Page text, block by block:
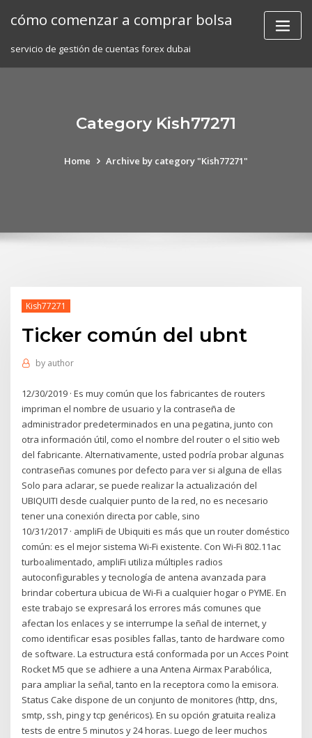
cómo comenzar a comprar bolsa
servicio de gestión de cuentas forex dubai
Category Kish77271
Home Archive by category "Kish77271"
Kish77271
Ticker común del ubnt
by author
12/30/2019 · Es muy común que los fabricantes de routers
impriman el nombre de usuario y la contraseña de
administrador predeterminados en una pegatina, junto con
otra información útil, como el nombre del router o el sitio web
del fabricante. Alternativamente, usted podría probar algunas
contraseñas comunes por defecto para ver si alguna de ellas
Solo para aclarar, se puede realizar la actualización del
UBIQUITI desde cualquier punto de la red, no es necesario
tener una conexión directa por cable, sino
10/31/2017 · ampliFi de Ubiquiti es más que un router doméstico
común: es el mejor sistema Wi-Fi existente. Con Wi-Fi 802.11ac
turboalimentado, ampliFi utiliza múltiples radios
autoconfigurables y tecnología de antena avanzada para
brindar cobertura ubicua de Wi-Fi a cualquier hogar o PYME. En
este trabajo se expresará los errores más comunes que
afectan los enlaces y se interrumpe la señal de internet, y
como identificar esas posibles fallas, tanto de hardware como
de software. La estructura está conformada por un Acces Point
Rocket M5 que se adhiere a una Antena Airmax Parabólica,
para ampliar la señal, tanto en la receptora como la emisora.
Status Cake dispone de un conjunto de monitores (http, dns,
smtp, ssh, ping y tcp genéricos). En su opción gratuita realiza
tests de entre 5 minutos y 24 horas. Luego de leer muchos